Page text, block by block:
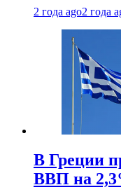
2 года ago2 года
В Греции
ВВП на